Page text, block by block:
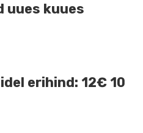
uues kuues
erihind: 12€ 10